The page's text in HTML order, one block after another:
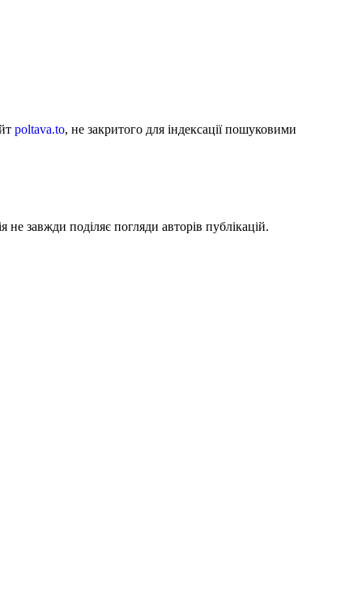
poltava.to, не закритого для індексації пошуковими
не завжди поділяє погляди авторів публікацій.